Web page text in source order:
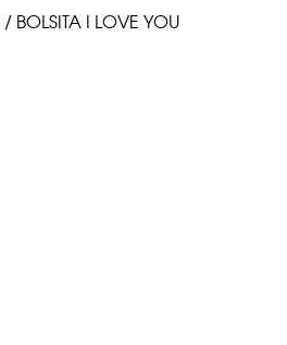
/ BOLSITA I LOVE YOU